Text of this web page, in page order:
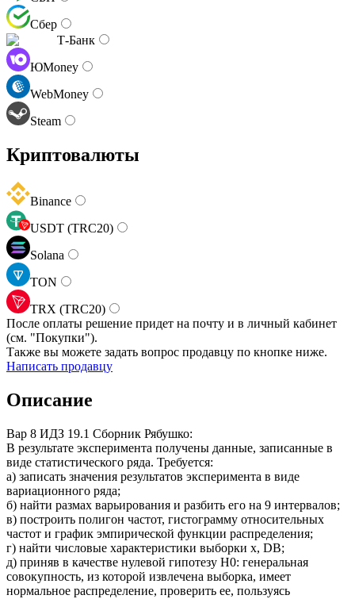
Сбер
Т-Банк
ЮMoney
WebMoney
Steam
Криптовалюты
Binance
USDT (TRC20)
Solana
TON
TRX (TRC20)
После оплаты решение придет на почту и в личный кабинет
(см. "Покупки").
Также вы можете задать вопрос продавцу по кнопке ниже.
Написать продавцу
Описание
Вар 8 ИДЗ 19.1 Сборник Рябушко:
В результате эксперимента получены данные, записанные в
виде статистического ряда. Требуется:
а) записать значения результатов эксперимента в виде
вариационного ряда;
б) найти размах варьирования и разбить его на 9 интервалов;
в) построить полигон частот, гистограмму относительных
частот и график эмпирической функции распределения;
г) найти числовые характеристики выборки x, DB;
д) приняв в качестве нулевой гипотезу H0: генеральная
совокупность, из которой извлечена выборка, имеет
нормальное распределение, проверить ее, пользуясь